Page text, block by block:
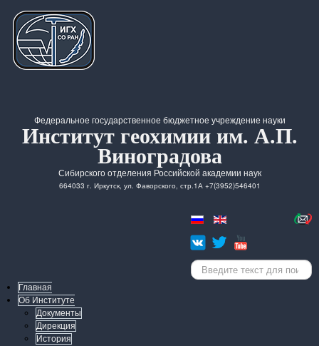
Федеральное государственное бюджетное учреждение науки
Институт геохимии им. А.П.
Виноградова
Сибирского отделения Российской академии наук
664033 г. Иркутск, ул. Фаворского, стр.1А +7(3952)546401
Искать...
Главная
Об Институте
Документы
Дирекция
История